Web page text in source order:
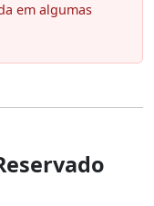
em algumas